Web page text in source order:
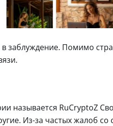
в заблуждение. Помимо
называется RuCryptoZ
Из-за частых жалоб